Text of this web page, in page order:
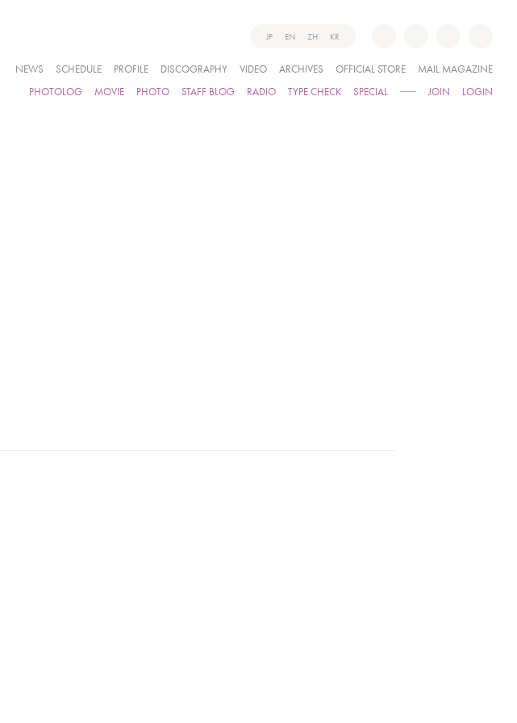
JP EN ZH KR
NEWS SCHEDULE PROFILE DISCOGRAPHY VIDEO ARCHIVES OFFICIAL STORE
MAIL MAGAZINE
PHOTOLOG
MOVIE PHOTO STAFF BLOG RADIO TYPE CHECK SPECIAL JOIN LOGIN